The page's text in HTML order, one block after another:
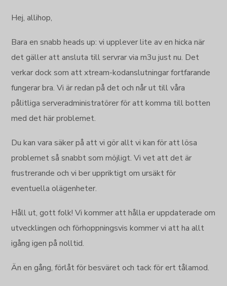
Hej, allihop,
Bara en snabb heads up: vi upplever lite av en hicka när
det gäller att ansluta till servrar via m3u just nu. Det
verkar dock som att xtream-kodanslutningar fortfarande
fungerar bra. Vi är redan på det och når ut till våra
pålitliga serveradministratörer för att komma till botten
med det här problemet.
Du kan vara säker på att vi gör allt vi kan för att lösa
problemet så snabbt som möjligt. Vi vet att det är
frustrerande och vi ber uppriktigt om ursäkt för
eventuella olägenheter.
Håll ut, gott folk! Vi kommer att hålla er uppdaterade om
utvecklingen och förhoppningsvis kommer vi att ha allt
igång igen på nolltid.
Än en gång, förlåt för besväret och tack för ert tålamod.